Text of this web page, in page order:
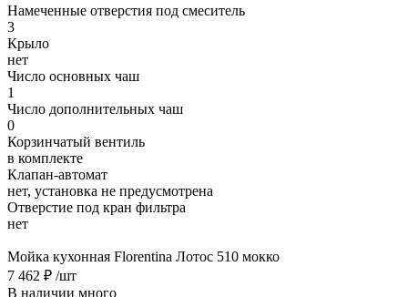
Намеченные отверстия под смеситель
3
Крыло
нет
Число основных чаш
1
Число дополнительных чаш
0
Корзинчатый вентиль
в комплекте
Клапан-автомат
нет, установка не предусмотрена
Отверстие под кран фильтра
нет
Мойка кухонная Florentina Лотос 510 мокко
7 462 ₽ /шт
В наличии много